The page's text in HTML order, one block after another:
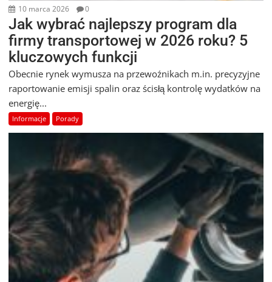
10 marca 2026 0
Jak wybrać najlepszy program dla
firmy transportowej w 2026 roku? 5
kluczowych funkcji
Obecnie rynek wymusza na przewoźnikach m.in. precyzyjne
raportowanie emisji spalin oraz ścisłą kontrolę wydatków na
energię...
Informacje Porady